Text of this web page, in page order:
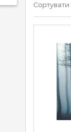
Сортувати